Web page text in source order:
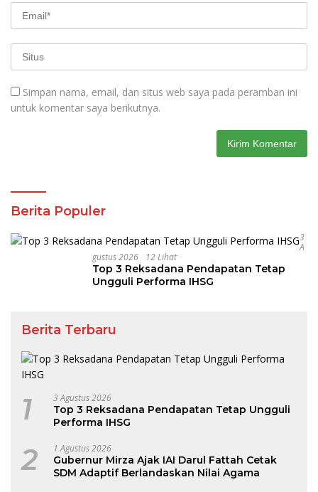
Simpan nama, email, dan situs web saya pada peramban ini
untuk komentar saya berikutnya.
Berita Populer
3
A
Gustus 2026
12 Lihat
Top 3 Reksadana Pendapatan Tetap
Ungguli Performa IHSG
Berita Terbaru
1 3 Agustus 2026
Top 3 Reksadana Pendapatan Tetap Ungguli
Performa IHSG
2 1 Agustus 2026
Gubernur Mirza Ajak IAI Darul Fattah Cetak
SDM Adaptif Berlandaskan Nilai Agama